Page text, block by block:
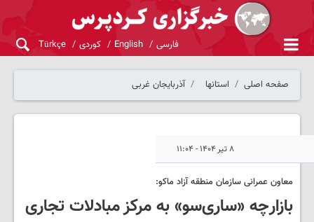
فارسی English کوردی Türkçe
صفحه اصلی استانها آذربایجان غربی
۸ تیر ۱۴۰۴ - ۱۱:۰۴
معاون عمرانی سازمان منطقه آزاد ماکو:
بازارچه «ساری‌سو» به مرکز مبادلات تجاری